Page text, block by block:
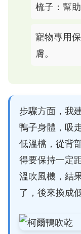
梳子：幫
寵物專用
膚。
步驟方面，我
鴨子身體，吸
低溫檔，從背
得要保持一定
溫吹風機，結
了，後來換成